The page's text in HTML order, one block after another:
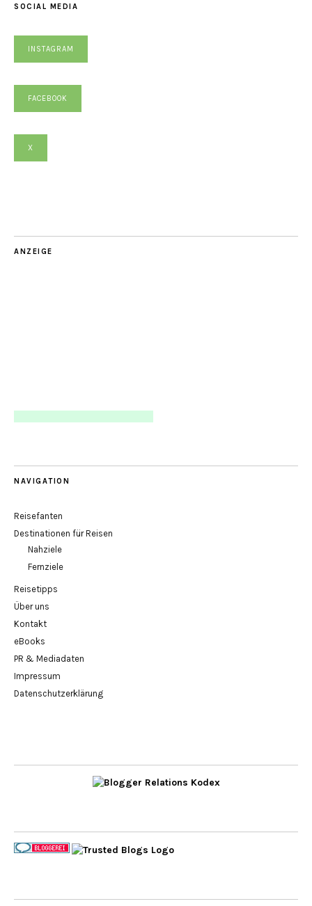
SOCIAL MEDIA
INSTAGRAM
FACEBOOK
X
ANZEIGE
NAVIGATION
Reisefanten
Destinationen für Reisen
Nahziele
Fernziele
Reisetipps
Über uns
Kontakt
eBooks
PR & Mediadaten
Impressum
Datenschutzerklärung